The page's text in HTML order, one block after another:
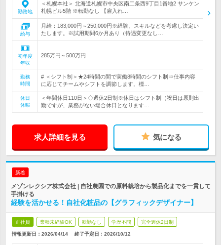
勤務地
＜札幌本社＞ 北海道札幌市中央区南二条西9丁目1番地2 サンケン
札幌ビル5階 ※転勤なし 【雇入れ…
給与
月給：183,000円～250,000円※経験、スキルなどを考慮し決定い
たします。※試用期間6か月あり（待遇変更なし…
初年度
年収
285万円～500万円
勤務
時間
# ＜シフト制＞★24時間の間で実働8時間のシフト制⇒仕事内容
に応じてチームやシフトを調節します。標…
休日
休暇
＜年間休日110日＞◇週休2日制※休日はシフト制（祝日は原則出
勤ですが、業務がない場合休日となります…
求人詳細を見る 気になる
新着
メゾンレクシア株式会社 | 自社農園での原料栽培から製品化までを一貫して
手掛ける
経験を活かせる！自社化粧品の【グラフィックデザイナー】
正社員 業種未経験OK 転勤なし 学歴不問 完全週休2日制
情報更新日：2026/04/14 終了予定日： 2026/10/12